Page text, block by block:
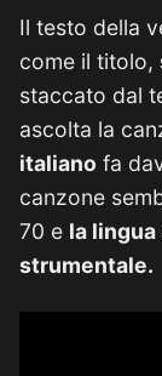
Il testo della
come il titolo,
staccato dal
ascolta la
italiano fa
canzone
70 e la
strumentale.